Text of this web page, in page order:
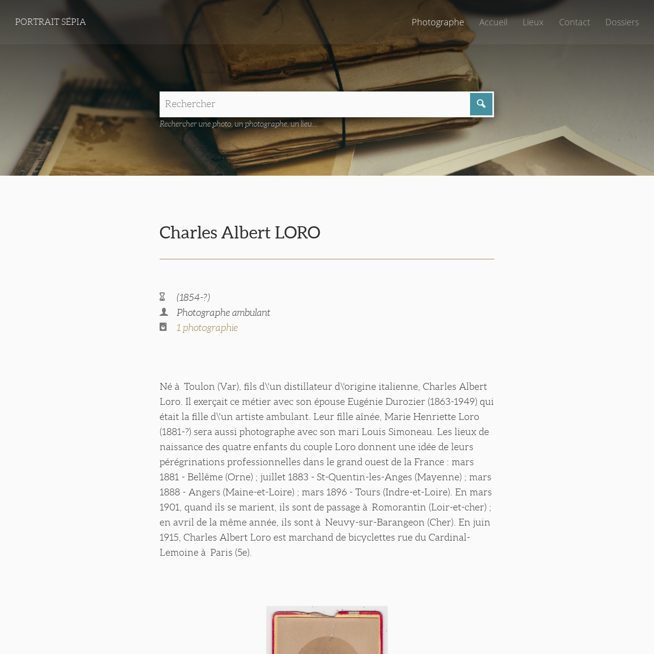
PORTRAIT SÉPIA Photographe Accueil Lieux Contact Dossiers
Rechercher une photo, un photographe, un lieu...
Charles Albert LORO
(1854-?)
Photographe ambulant
1 photographie
Né à Toulon (Var), fils d\'un distillateur d\'origine italienne, Charles Albert
Loro. Il exerçait ce métier avec son épouse Eugénie Durozier (1863-1949) qui
était la fille d\'un artiste ambulant. Leur fille aînée, Marie Henriette Loro
(1881-?) sera aussi photographe avec son mari Louis Simoneau. Les lieux de
naissance des quatre enfants du couple Loro donnent une idée de leurs
pérégrinations professionnelles dans le grand ouest de la France : mars
1881 - Bellême (Orne) ; juillet 1883 - St-Quentin-les-Anges (Mayenne) ; mars
1888 - Angers (Maine-et-Loire) ; mars 1896 - Tours (Indre-et-Loire). En mars
1901, quand ils se marient, ils sont de passage à Romorantin (Loir-et-cher) ;
en avril de la même année, ils sont à Neuvy-sur-Barangeon (Cher). En juin
1915, Charles Albert Loro est marchand de bicyclettes rue du Cardinal-
Lemoine à Paris (5e).